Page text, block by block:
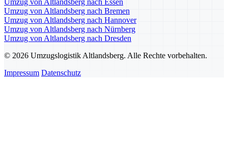
Umzug von Altlandsberg nach Essen
Umzug von Altlandsberg nach Bremen
Umzug von Altlandsberg nach Hannover
Umzug von Altlandsberg nach Nürnberg
Umzug von Altlandsberg nach Dresden
© 2026 Umzugslogistik Altlandsberg. Alle Rechte vorbehalten.
Impressum Datenschutz